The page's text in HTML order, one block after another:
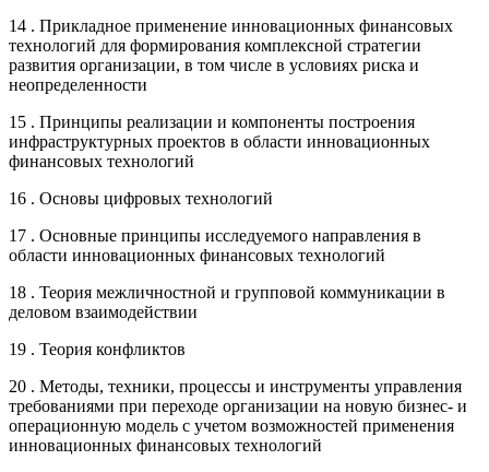
14 . Прикладное применение инновационных финансовых
технологий для формирования комплексной стратегии
развития организации, в том числе в условиях риска и
неопределенности
15 . Принципы реализации и компоненты построения
инфраструктурных проектов в области инновационных
финансовых технологий
16 . Основы цифровых технологий
17 . Основные принципы исследуемого направления в
области инновационных финансовых технологий
18 . Теория межличностной и групповой коммуникации в
деловом взаимодействии
19 . Теория конфликтов
20 . Методы, техники, процессы и инструменты управления
требованиями при переходе организации на новую бизнес- и
операционную модель с учетом возможностей применения
инновационных финансовых технологий